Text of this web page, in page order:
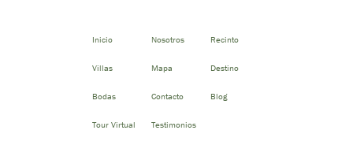
Inicio Nosotros Recinto
Villas Mapa Destino
Bodas Contacto Blog
Tour Virtual Testimonios